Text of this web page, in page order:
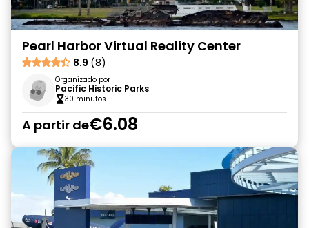
Pearl Harbor Virtual Reality Center
8.9 (8)
Organizado por
Pacific Historic Parks
30 minutos
A partir de€6.08